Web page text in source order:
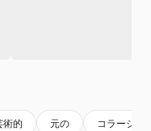
術的 元の コラージュ